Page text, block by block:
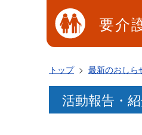
要介
トップ> 最新のおしら
活動報告・